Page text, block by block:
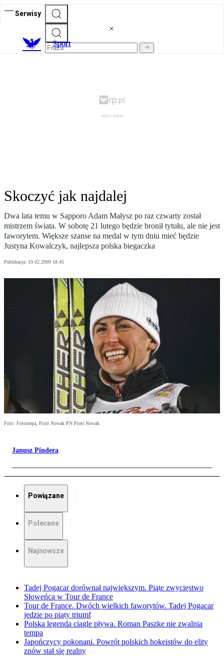
Serwisy
Sport
Skoczyć jak najdalej
Dwa lata temu w Sapporo Adam Małysz po raz czwarty został
mistrzem świata. W sobotę 21 lutego będzie bronił tytułu, ale nie jest
faworytem. Większe szanse na medal w tym dniu mieć będzie
Justyna Kowalczyk, najlepsza polska biegaczka
Publikacja: 19.02.2009 18:45
Foto: Fotorzepa, Piotr Nowak PN Piotr Nowak
Janusz Pindera
Powiązane
Polecane
Najnowsze
Tadej Pogacar dorównał największym. Piąte zwycięstwo
Słoweńca w Tour de France
Tour de France. Dwóch wielkich faworytów. Tadej Pogacar
jedzie po piąty triumf
Polska legenda ciągle pływa. Roman Paszke nie zwalnia
tempa
Japończycy pokonani. Powrót polskich hokeistów do elity
znów stał się realny